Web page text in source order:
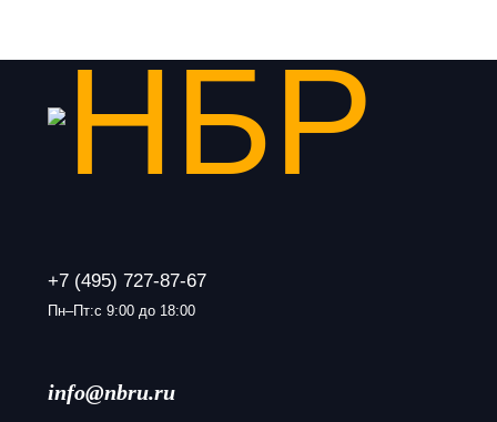
+7 (495) 727-87-67
Пн–Пт:с 9:00 до 18:00
info@nbru.ru